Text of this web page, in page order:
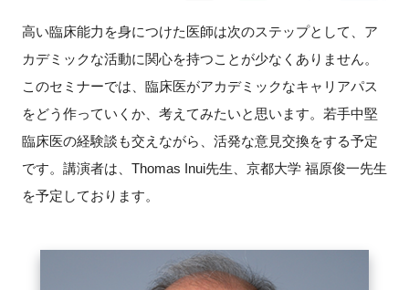
マイページ
新規登録
イベント
プログラム
高い臨床能力を身につけた医師は次のステップとして、ア
カデミックな活動に関心を持つことが少なくありません。
このセミナーでは、臨床医がアカデミックなキャリアパス
をどう作っていくか、考えてみたいと思います。若手中堅
臨床医の経験談も交えながら、活発な意見交換をする予定
です。講演者は、Thomas Inui先生、京都大学 福原俊一先生
を予定しております。